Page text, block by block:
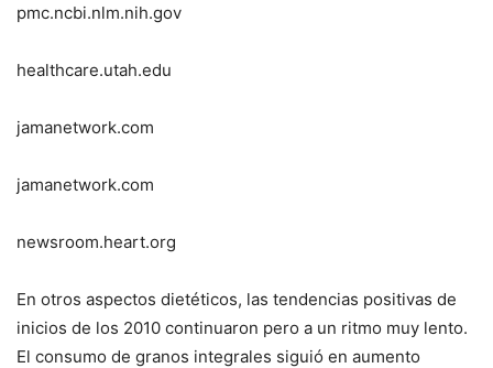
pmc.ncbi.nlm.nih.gov
healthcare.utah.edu
jamanetwork.com
jamanetwork.com
newsroom.heart.org
En otros aspectos dietéticos, las tendencias positivas de
inicios de los 2010 continuaron pero a un ritmo muy lento.
El consumo de granos integrales siguió en aumento